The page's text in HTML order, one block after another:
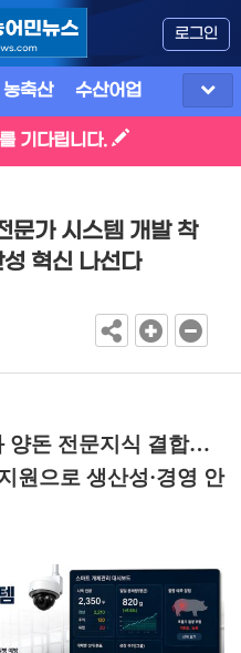
로그인
농축산 수산어업
기다립니다.
문가 시스템 개발 착
혁신 나선다
양돈 전문지식 결합…
원으로 생산성·경영 안